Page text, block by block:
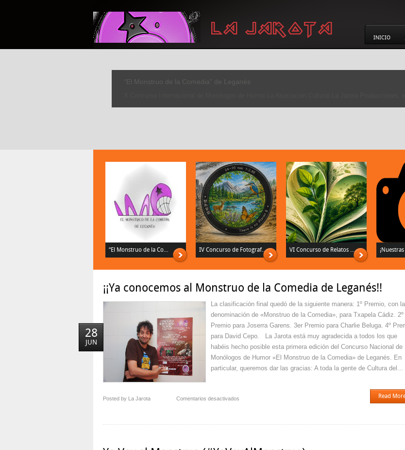
INICIO
IV Concurso de Fotografía ‘LEGA VERDE’
“El Monstruo de la Co... IV Concurso de Fotograf... VI Concurso de Relatos ...
¡¡Ya conocemos al Monstruo de la Comedia de Leganés!!
28
JUN
La clasificación final quedó de la siguiente manera: 1º Premio, con la
denominación de «Monstruo de la Comedia», para Txapela Cádiz. 2º
Premio para Joserra Garens. 3er Premio para Charlie Beluga. 4º
para David Cepo. La Jarota está muy agradecida a todos los que
habéis hecho posible esta primera edición del Concurso Nacional de
Monólogos de Humor «El Monstruo de la Comedia» de Leganés. En
particular, queremos dar las gracias: A toda la gente de Cultura del...
Posted by La Jarota Comentarios desactivados
al
Read